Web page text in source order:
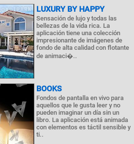
LUXURY BY HAPPY
Sensación de lujo y todas las
bellezas de la vida rica. La
aplicación tiene una colección
impresionante de imágenes de
fondo de alta calidad con flotante
de animaci�..
BOOKS
Fondos de pantalla en vivo para
aquellos que le gusta leer y no
pueden imaginar un día sin un
libro. La aplicación está animada
con elementos es táctil sensible y
ti..